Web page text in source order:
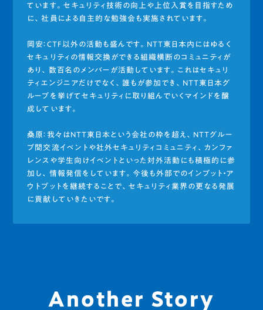
ています。セキュリティ技術の向上や上位入賞を目指すため
に、社員による自主的な勉強会も実施されています。
岡安：CTF以外の活動も盛んです。NTT東日本内にはゆるく
セキュリティの情報交換ができる組織横断のコミュニティが
あり、数百名のメンバーが活動しています。これはセキュリ
ティエンジニアだけでなく、誰もが参加でき、NTT東日本グ
ループを挙げてセキュリティに取り組んでいくマインドを醸
成しています。
桑原：我々はNTT東日本という会社の枠を超え、NTTグルー
プ間交流イベントや社外セキュリティコミュニティ、カンファ
レンスや学生向けイベントといった対外活動にも積極的に参
加し、情報発信をしています。今後も外部でのインプット・ア
ウトプットを継続することで、セキュリティ業界の更なる発展
に貢献していきたいです。
Another Story